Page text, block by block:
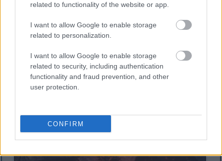
related to functionality of the website or app.
I want to allow Google to enable storage
related to personalization.
I want to allow Google to enable storage
related to security, including authentication
functionality and fraud prevention, and other
user protection.
CONFIRM
Fan art σε στυλ anime του Tarnished με πανοπλία Black
Knife να μάχεται τον Lichdragon Fortissax στο
Deeproot Depths του Elden Ring.